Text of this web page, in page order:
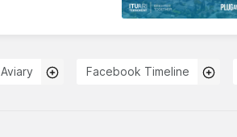
Aviary Facebook Timeline